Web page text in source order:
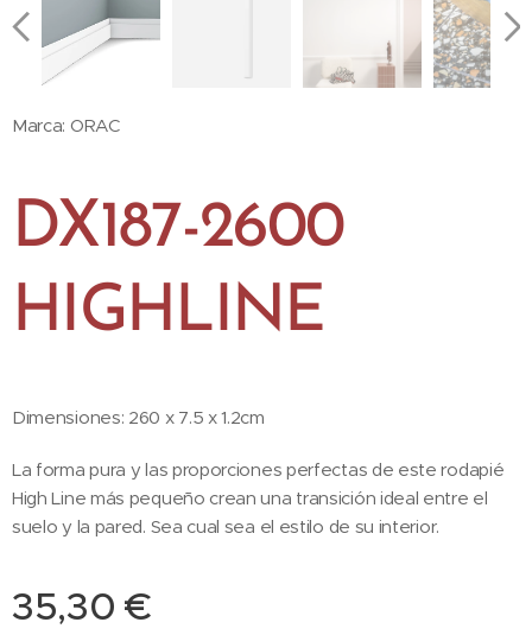
Marca: ORAC
DX187-2600
HIGHLINE
Dimensiones: 260 x 7.5 x 1.2cm
La forma pura y las proporciones perfectas de este rodapié
High Line más pequeño crean una transición ideal entre el
suelo y la pared. Sea cual sea el estilo de su interior.
35,30 €